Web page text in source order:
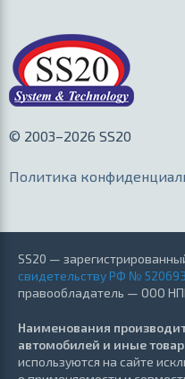
© 2003–2026 SS20
Политика
SS20 —
свидетельству РФ № 520693
правообладатель — ООО
Наименования
автомобилей и иные
используются на сайте